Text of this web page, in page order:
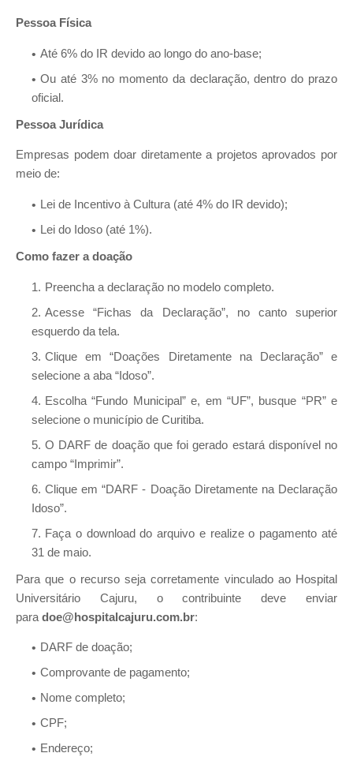
Pessoa Física
Até 6% do IR devido ao longo do ano-base;
Ou até 3% no momento da declaração, dentro do prazo
oficial.
Pessoa Jurídica
Empresas podem doar diretamente a projetos aprovados por
meio de:
Lei de Incentivo à Cultura (até 4% do IR devido);
Lei do Idoso (até 1%).
Como fazer a doação
Preencha a declaração no modelo completo.
Acesse “Fichas da Declaração”, no canto superior
esquerdo da tela.
Clique em “Doações Diretamente na Declaração” e
selecione a aba “Idoso”.
Escolha “Fundo Municipal” e, em “UF”, busque “PR” e
selecione o município de Curitiba.
O DARF de doação que foi gerado estará disponível no
campo “Imprimir”.
Clique em “DARF - Doação Diretamente na Declaração
Idoso”.
Faça o download do arquivo e realize o pagamento até
31 de maio.
Para que o recurso seja corretamente vinculado ao Hospital
Universitário Cajuru, o contribuinte deve enviar
para doe@hospitalcajuru.com.br:
DARF de doação;
Comprovante de pagamento;
Nome completo;
CPF;
Endereço;